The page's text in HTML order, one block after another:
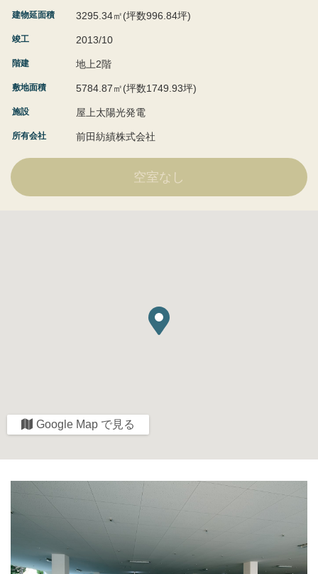
建物延面積 3295.34㎡(坪数996.84坪)
竣工 2013/10
階建 地上2階
敷地面積 5784.87㎡(坪数1749.93坪)
施設 屋上太陽光発電
所有会社 前田紡績株式会社
空室なし
Google Map で見る